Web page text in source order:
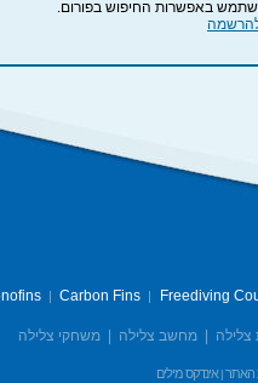
באפשרות החיפוש בפורום.
| Carbon Fins| Freediving
צלילה מחשב צלילה משחקי צלילה
האתר|אינדקס מילים